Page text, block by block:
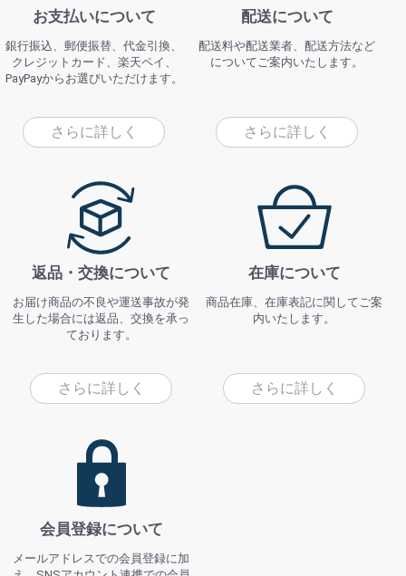
お支払いについて
銀行振込、郵便振替、代金引換、
クレジットカード、楽天ペイ、
PayPayからお選びいただけます。
さらに詳しく
配送について
配送料や配送業者、配送方法など
についてご案内いたします。
さらに詳しく
返品・交換について
お届け商品の不良や運送事故が発
生した場合には返品、交換を承っ
ております。
さらに詳しく
在庫について
商品在庫、在庫表記に関してご案
内いたします。
さらに詳しく
会員登録について
メールアドレスでの会員登録に加